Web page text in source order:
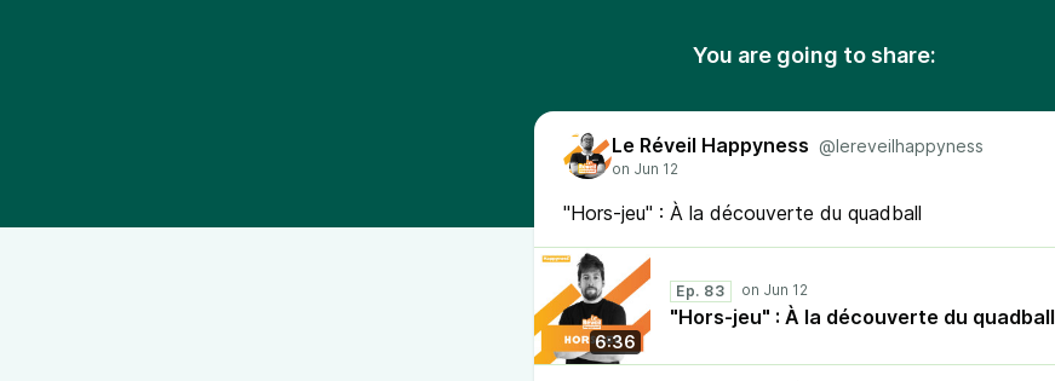
You are going to share:
Le Réveil Happyness @lereveilhappyness
"Hors-jeu" : À la découverte du quadball
6:36
Ep. 83
"Hors-jeu" : À la découverte du quadball